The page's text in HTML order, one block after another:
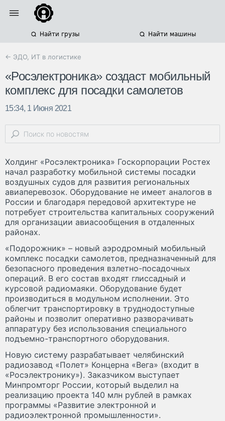
Найти грузы Найти машины
← ЭДО, ИТ в логистике
«Росэлектроника» создаст мобильный
комплекс для посадки самолетов
15:34, 1 Июня 2021
Холдинг «Росэлектроника» Госкорпорации Ростех
начал разработку мобильной системы посадки
воздушных судов для развития региональных
авиаперевозок. Оборудование не имеет аналогов в
России и благодаря передовой архитектуре не
потребует строительства капитальных сооружений
для организации авиасообщения в отдаленных
районах.
«Подорожник» – новый аэродромный мобильный
комплекс посадки самолетов, предназначенный для
безопасного проведения взлетно-посадочных
операций. В его состав входят глиссадный и
курсовой радиомаяки. Оборудование будет
производиться в модульном исполнении. Это
облегчит транспортировку в труднодоступные
районы и позволит оперативно разворачивать
аппаратуру без использования специального
подъемно-транспортного оборудования.
Новую систему разрабатывает челябинский
радиозавод «Полет» Концерна «Вега» (входит в
«Росэлектронику»). Заказчиком выступает
Минпромторг России, который выделил на
реализацию проекта 140 млн рублей в рамках
программы «Развитие электронной и
радиоэлектронной промышленности».